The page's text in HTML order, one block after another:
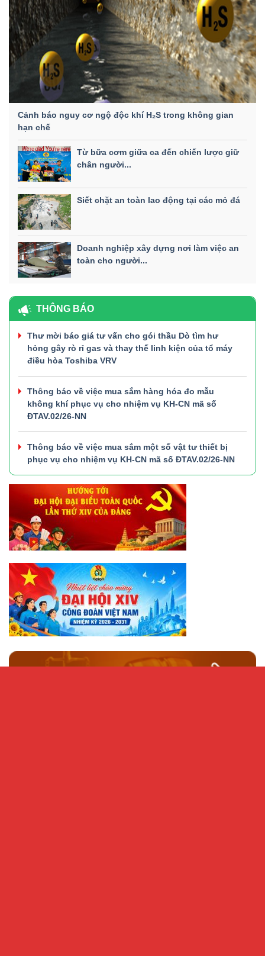
Cảnh báo nguy cơ ngộ độc khí H₂S trong không gian
hạn chế
Từ bữa cơm giữa ca đến chiến lược giữ
chân người...
Siết chặt an toàn lao động tại các mỏ đá
Doanh nghiệp xây dựng nơi làm việc an
toàn cho người...
THÔNG BÁO
Thư mời báo giá tư vấn cho gói thầu Dò tìm hư
hỏng gây rò rỉ gas và thay thế linh kiện của tổ máy
điều hòa Toshiba VRV
Thông báo về việc mua sắm hàng hóa đo mẫu
không khí phục vụ cho nhiệm vụ KH-CN mã số
ĐTAV.02/26-NN
Thông báo về việc mua sắm một số vật tư thiết bị
phục vụ cho nhiệm vụ KH-CN mã số ĐTAV.02/26-NN